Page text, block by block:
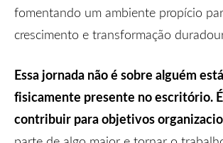
fomentando um ambiente propício
crescimento e transformação
Essa jornada não é sobre alguém
fisicamente presente no escritório.
contribuir para objetivos